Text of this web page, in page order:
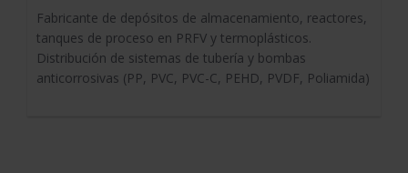
Fabricante de depósitos de almacenamiento, reactores,
tanques de proceso en PRFV y termoplásticos.
Distribución de sistemas de tubería y bombas
anticorrosivas (PP, PVC, PVC-C, PEHD, PVDF, Poliamida)